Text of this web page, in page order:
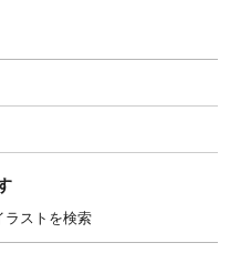
ラストを検索